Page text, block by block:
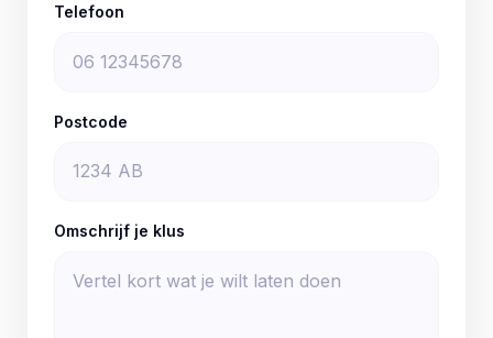
Telefoon
Postcode
Omschrijf je klus